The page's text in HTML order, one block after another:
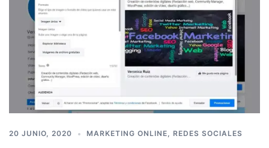
20 JUNIO, 2020 MARKETING ONLINE, REDES SOCIALES